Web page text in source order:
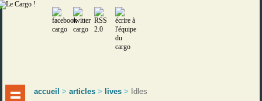
accueil >articles > lives > Idles